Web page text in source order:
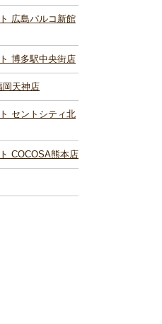
広島パルコ新館
博多駅中央街店
岡天神店
セントシティ北
COCOSA熊本店